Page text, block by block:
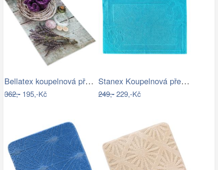
Bellatex koupelnová předložka 3D tisk…
362,-195,-Kč
Stanex Koupelnová předložka Mexico…
249,-229,-Kč